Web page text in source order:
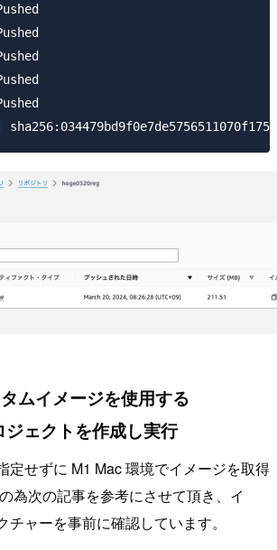
ムイメージを使用する
ェクトを作成し実行
定せずに M1 Mac 環境でイメージを取得
為次の記事を参考にさせて頂き、イ
チャーを事前に確認しています。